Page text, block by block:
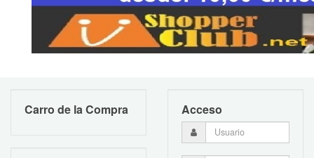
Carro de la Compra Acceso